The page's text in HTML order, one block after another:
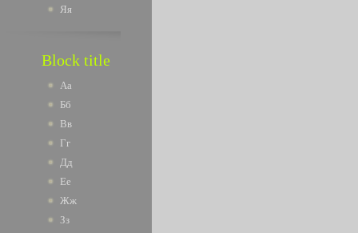
Яя
Block title
Аа
Бб
Вв
Гг
Дд
Ее
Жж
Зз